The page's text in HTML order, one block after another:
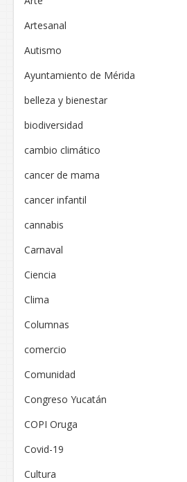
Artesanal
Autismo
Ayuntamiento de Mérida
belleza y bienestar
biodiversidad
cambio climático
cancer de mama
cancer infantil
cannabis
Carnaval
Ciencia
Clima
Columnas
comercio
Comunidad
Congreso Yucatán
COPI Oruga
Covid-19
Cultura